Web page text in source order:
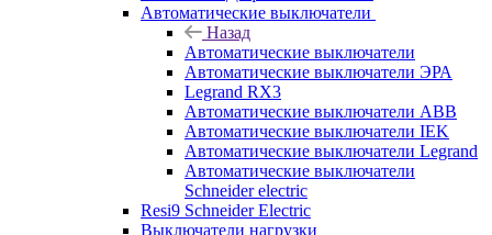
Автоматические выключатели
Назад
Автоматические выключатели
Автоматические выключатели ЭРА
Legrand RX3
Автоматические выключатели ABB
Автоматические выключатели IEK
Автоматические выключатели Legrand
Автоматические выключатели
Schneider electric
Resi9 Schneider Electric
Выключатели нагрузки